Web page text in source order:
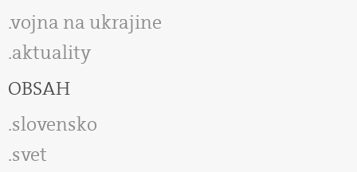
vojna na ukrajine
aktuality
OBSAH
slovensko
svet